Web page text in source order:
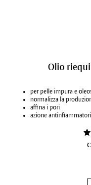
Olio
per pelle impura e
normalizza la
affina i pori
azione